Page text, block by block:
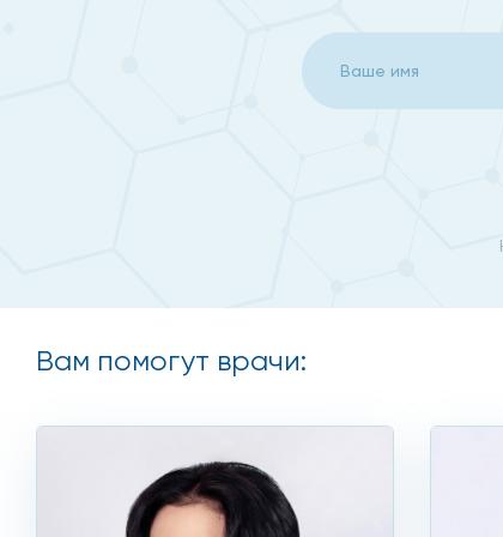
Ощущаются упадок сил, быстрая
Часто болит голова, бывают обморочные
Возникли нарушения оволосения.
Вам помогут врачи: